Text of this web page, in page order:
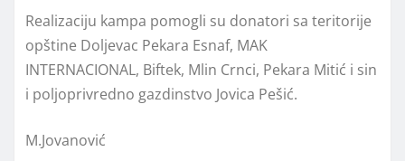
Realizaciju kampa pomogli su donatori sa teritorije
opštine Doljevac Pekara Esnaf, MAK
INTERNACIONAL, Biftek, Mlin Crnci, Pekara Mitić i sin
i poljoprivredno gazdinstvo Jovica Pešić.
M.Jovanović